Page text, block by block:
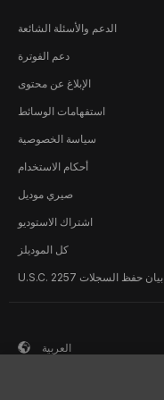
الدعم والأسئلة الشائعة
دعم الفوترة
الإبلاغ عن محتوى
استفهامات الوسائط
سياسة الخصوصية
أحكام الاستخدام
صيري موديل
اشتراك الاستوديو
كل الموديلز
U.S.C. 2257 بيان حفظ السجلات
العربية